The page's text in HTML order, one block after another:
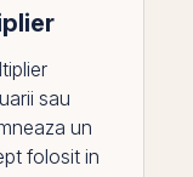
sau
un
folosit in